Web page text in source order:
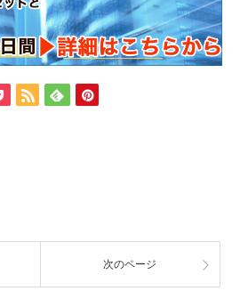
次のページ